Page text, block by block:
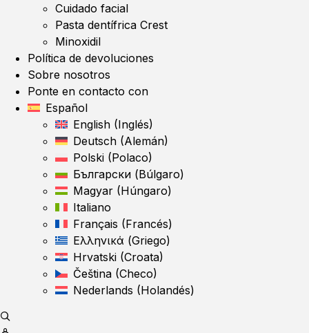
Cuidado facial
Pasta dentífrica Crest
Minoxidil
Política de devoluciones
Sobre nosotros
Ponte en contacto con
Español
English (Inglés)
Deutsch (Alemán)
Polski (Polaco)
Български (Búlgaro)
Magyar (Húngaro)
Italiano
Français (Francés)
Ελληνικά (Griego)
Hrvatski (Croata)
Čeština (Checo)
Nederlands (Holandés)